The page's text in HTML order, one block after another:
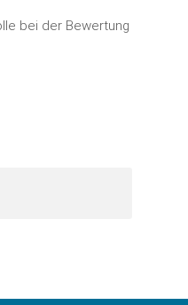
bei der Bewertung